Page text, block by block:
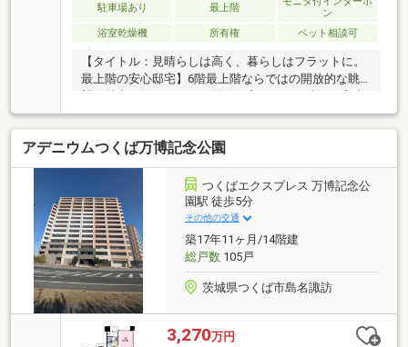
駐車場あり 最上階
ン
浴室乾燥機
所有権 ペット相談可
【タイトル：見晴らしは高く、暮らしはフラットに。
最上階の安心邸宅】6階最上階ならではの開放的な眺
山を望むことができ、毎日の暮らしに贅沢な彩りを添
えます。室内は段差を極力抑えた、全世代に優しいバ
リアフリー設計。小さなお子様からご高齢のご家族ま
で、誰もが足元を気にせず安心してスムーズに移動で
きます。「最上階の圧倒的な開放感」と「フラットで
安全な居住空間」が両立した、長く快適に住み続けら
れる優しさに満ちた3LDKです。四季折々の景色を特等
席で眺めながら、安心に包まれる新生活をここで始め
ませんか。
アデニウムつくば万博記念公園
つくばエクスプレス 万博記念公
園駅 徒歩5分
その他の交通
築17年11ヶ月/14階建
総戸数105戸
茨城県つくば市島名諏訪
3,270万円